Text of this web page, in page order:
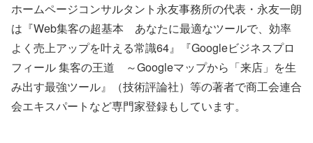
ホームページコンサルタント永友事務所の代表・永友一朗
は『Web集客の超基本 あなたに最適なツールで、効率
よく売上アップを叶える常識64』『Googleビジネスプロ
フィール 集客の王道 ～Googleマップから「来店」を生
み出す最強ツール』（技術評論社）等の著者で商工会連合
会エキスパートなど専門家登録もしています。